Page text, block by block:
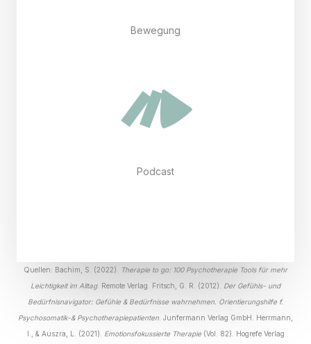
Bewegung
Podcast
Quellen: Bachim, S. (2022).
Therapie to go: 100 Psychotherapie Tools für mehr
Leichtigkeit im Alltag. Remote Verlag. Fritsch, G. R. (2012). Der Gefühls- und
Bedürfnisnavigator: Gefühle & Bedürfnisse wahrnehmen. Orientierungshilfe f.
Psychosomatik-& Psychotherapiepatienten . Junfermann Verlag GmbH. Herrmann,
I., & Auszra, L. (2021).
Emotionsfokussierte Therapie(Vol. 82). Hogrefe Verlag